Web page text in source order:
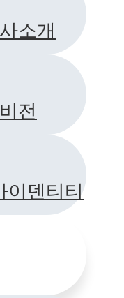
소개
비전
이덴티티